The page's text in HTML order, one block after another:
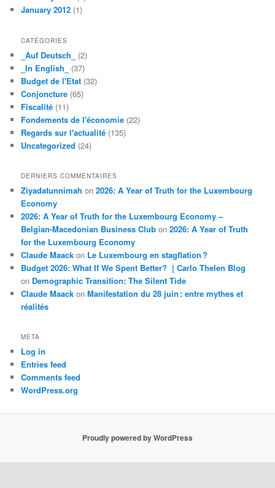
January 2012 (1)
CATÉGORIES
_Auf Deutsch_
(2)
_In English_
(37)
Budget de l'Etat (32)
Conjoncture (65)
Fiscalité (11)
Fondements de l'économie (22)
Regards sur l'actualité (135)
Uncategorized (24)
DERNIERS COMMENTAIRES
Ziyadatunnimah on2026: A Year of Truth for the Luxembourg
Economy
2026: A Year of Truth for the Luxembourg Economy –
Belgian-Macedonian Business Club on2026: A Year of Truth
for the Luxembourg Economy
Claude Maack on Le Luxembourg en stagflation ?
Budget 2026: What If We Spent Better? | Carlo Thelen Blog
on Demographic Transition: The Silent Tide
Claude Maack onManifestation du 28 juin : entre mythes et
réalités
META
Log in
Entries feed
Comments feed
WordPress.org
Proudly powered by WordPress